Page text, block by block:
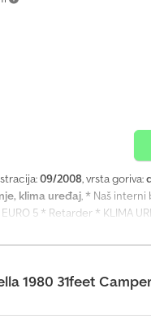
Dsdevhpgdjpfx Abyeck
vozila. Pregled i proba
ili netačne podatke u
09/2008, vrsta goriva:
klima uređaj, * Naš interni
5 * Retarder * KLIMA
parking mesto * Mesto
prikolicu * itd. * bivše
na međuprodaju Dcedev
1980 31feet